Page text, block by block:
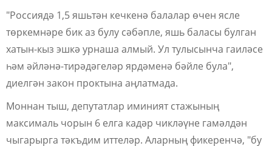
"Россиядә 1,5 яшьтән кечкенә балалар өчен ясле
төркемнәре бик аз булу сәбәпле, яшь баласы булган
хатын-кыз эшкә урнаша алмый. Ул тулысынча гаиләсе
һәм әйләнә-тирәдәгеләр ярдәменә бәйле була",
диелгән закон проктына аңлатмада.
Моннан тыш, депутатлар иминият стажының
максималь чорын 6 елга кадәр чикләүне гамәлдән
чыгарырга тәкъдим иттеләр. Аларның фикеренчә, "бу